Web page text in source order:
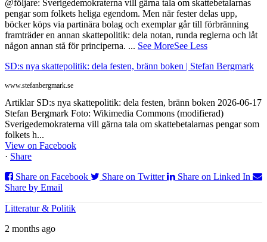
@följare: Sverigedemokraterna vill gärna tala om skattebetalarnas
pengar som folkets heliga egendom. Men när fester delas upp,
böcker köps via partinära bolag och exemplar går till förbränning
framträder en annan skattepolitik: dela notan, runda reglerna och låt
någon annan stå för principerna. ... See MoreSee Less
SD:s nya skattepolitik: dela festen, bränn boken | Stefan Bergmark
www.stefanbergmark.se
Artiklar SD:s nya skattepolitik: dela festen, bränn boken 2026-06-17
Stefan Bergmark Foto: Wikimedia Commons (modifierad)
Sverigedemokraterna vill gärna tala om skattebetalarnas pengar som
folkets h...
View on Facebook
· Share
Share on Facebook
Share on Twitter
Share on Linked In
Share by Email
Litteratur & Politik
2 months ago